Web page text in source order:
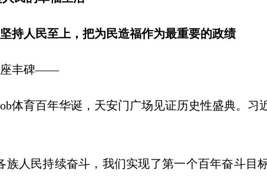
人民至上，把为民造福作为最重要的政绩
丰碑——
育百年华诞，天安门广场见证历史性盛典。习
人民持续奋斗，我们实现了第一个百年奋斗目